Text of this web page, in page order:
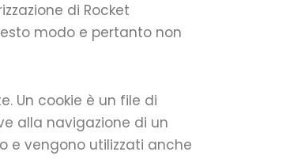
di Rocket
modo e pertanto non
Un cookie è un file di
alla navigazione di un
e vengono utilizzati anche